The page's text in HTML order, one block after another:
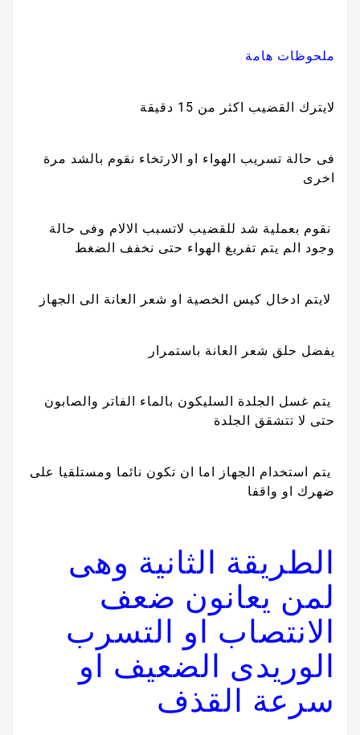
ملحوظات هامة
لايترك القضيب اكثر من 15 دقيقة
فى حالة تسريب الهواء او الارتخاء نقوم بالشد مرة
اخرى
نقوم بعملية شد للقضيب لاتسبب الالام وفى حالة
وجود الم يتم تفريغ الهواء حتى نخفف الضغط
لايتم ادخال كيس الخصية او شعر العانة الى الجهاز
يفضل حلق شعر العانة باستمرار
يتم غسل الجلدة السليكون بالماء الفاتر والصابون
حتى لا تتشقق الجلدة
يتم استخدام الجهاز اما ان تكون نائما ومستلقيا على
ضهرك او واقفا
الطريقة الثانية وهى
لمن يعانون ضعف
الانتصاب او التسرب
الوريدى الضعيف او
سرعة القذف